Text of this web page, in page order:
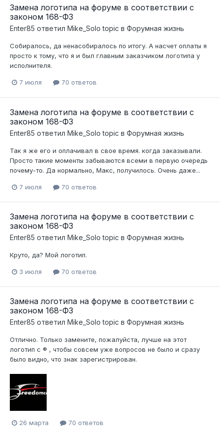
Замена логотипа на форуме в соответствии с
законом 168-ФЗ
Enter85 ответил Mike_Solo topic в Форумная жизнь
Собиралось, да ненасобиралось по итогу. А насчет оплаты я
просто к тому, что я и был главным заказчиком логотипа у
исполнителя.
7 июля 70 ответов
Замена логотипа на форуме в соответствии с
законом 168-ФЗ
Enter85 ответил Mike_Solo topic в Форумная жизнь
Так я же его и оплачивал в свое время. когда заказывали.
Просто такие моменты забываются всеми в первую очередь
почему-то. Да нормально, Макс, получилось. Очень даже...
7 июля 70 ответов
Замена логотипа на форуме в соответствии с
законом 168-ФЗ
Enter85 ответил Mike_Solo topic в Форумная жизнь
Круто, да? Мой логотип.
3 июля 70 ответов
Замена логотипа на форуме в соответствии с
законом 168-ФЗ
Enter85 ответил Mike_Solo topic в Форумная жизнь
Отлично. Только замените, пожалуйста, лучше на этот
логотип с ® , чтобы совсем уже вопросов не было и сразу
было видно, что знак зарегистрирован.
26 марта 70 ответов